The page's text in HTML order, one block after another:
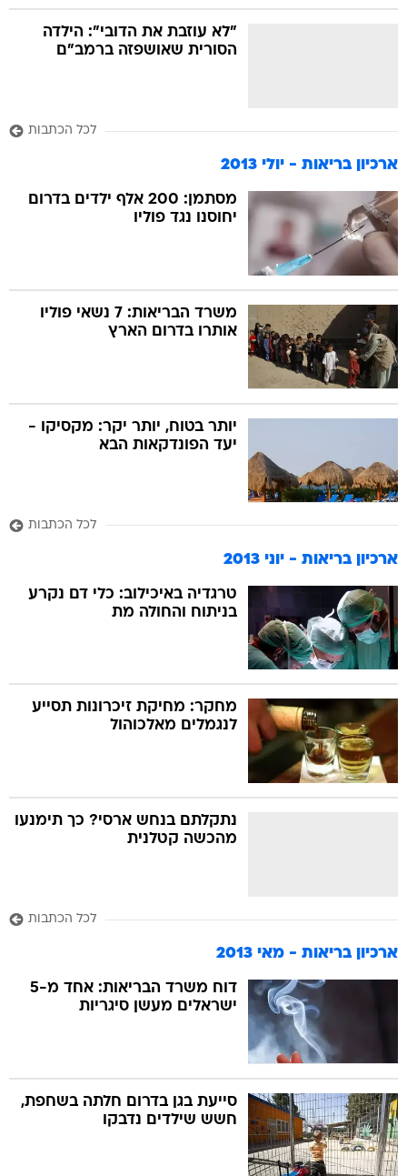
"לא עוזבת את הדובי": הילדה
הסורית שאושפזה ברמב"ם
לכל הכתבות
ארכיון בריאות - יולי 2013
מסתמן: 200 אלף ילדים בדרום
יחוסנו נגד פוליו
משרד הבריאות: 7 נשאי פוליו
אותרו בדרום הארץ
יותר בטוח, יותר יקר: מקסיקו -
יעד הפונדקאות הבא
לכל הכתבות
ארכיון בריאות - יוני 2013
טרגדיה באיכילוב: כלי דם נקרע
בניתוח והחולה מת
מחקר: מחיקת זיכרונות תסייע
לנגמלים מאלכוהול
נתקלתם בנחש ארסי? כך תימנעו
מהכשה קטלנית
לכל הכתבות
ארכיון בריאות - מאי 2013
דוח משרד הבריאות: אחד מ-5
ישראלים מעשן סיגריות
סייעת בגן בדרום חלתה בשחפת,
חשש שילדים נדבקו